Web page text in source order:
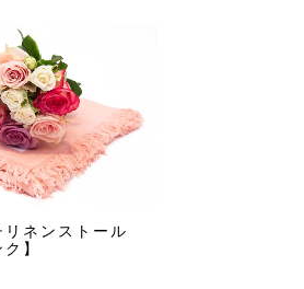
ネンストール
】